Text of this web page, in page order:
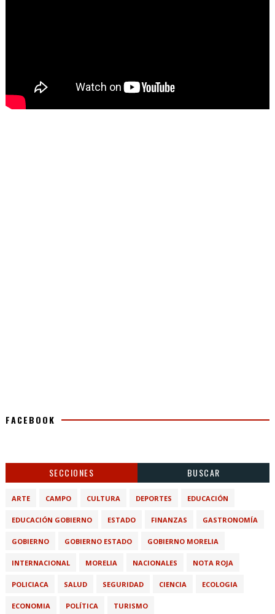
FACEBOOK
SECCIONES BUSCAR
ARTE CAMPO CULTURA DEPORTES EDUCACIÓN
EDUCACIÓN GOBIERNO ESTADO FINANZAS GASTRONOMÍA
GOBIERNO GOBIERNO ESTADO GOBIERNO MORELIA
INTERNACIONAL MORELIA NACIONALES NOTA ROJA
POLICIACA SALUD SEGURIDAD CIENCIA ECOLOGIA
ECONOMIA POLÍTICA TURISMO